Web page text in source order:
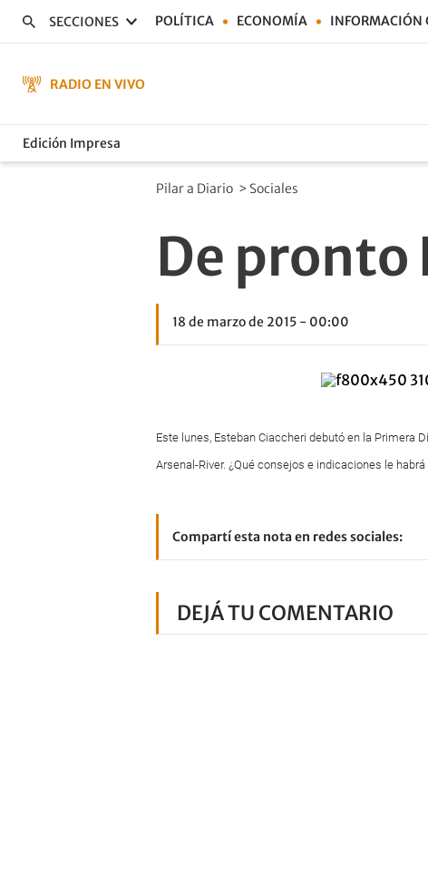
SECCIONES POLÍTICA ECONOMÍA INFORMACIÓN
RADIO EN VIVO
Edición Impresa
Pilar a Diario > Sociales
De pronto
18 de marzo de 2015 - 00:00
Este lunes, Esteban Ciaccheri debutó en la Primera
Arsenal-River. ¿Qué consejos e indicaciones le habrá
Compartí esta nota en redes sociales:
DEJÁ TU COMENTARIO